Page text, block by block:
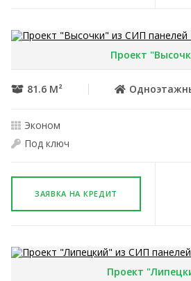
Проект
81.6 М²
Эконом
Под ключ
ЗАЯВКА НА КРЕДИТ
Проект